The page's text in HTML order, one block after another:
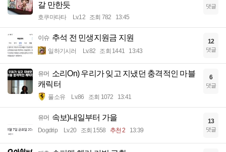
갈 만한듯
호쿠마타타 Lv.12 조회 782 13:45
댓글
이슈 추석 전 민생지원금 지원
일하기시러 Lv.82 조회 1441 13:43
12
댓글
유머 소리On) 우리가 잊고 지냈던 충격적인 마블
캐릭터
풀소유 Lv.86 조회 1072 13:41
6
댓글
유머 속보)내일부터 가을
Dogdrip Lv.20 조회 1558 추천 2 13:39
13
댓글